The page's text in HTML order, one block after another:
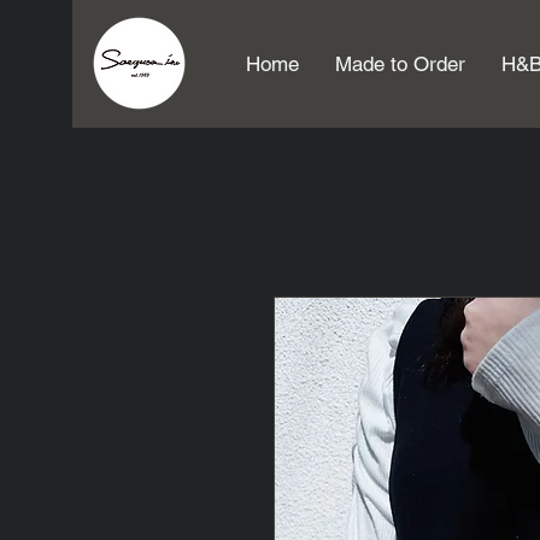
Home Made to Order